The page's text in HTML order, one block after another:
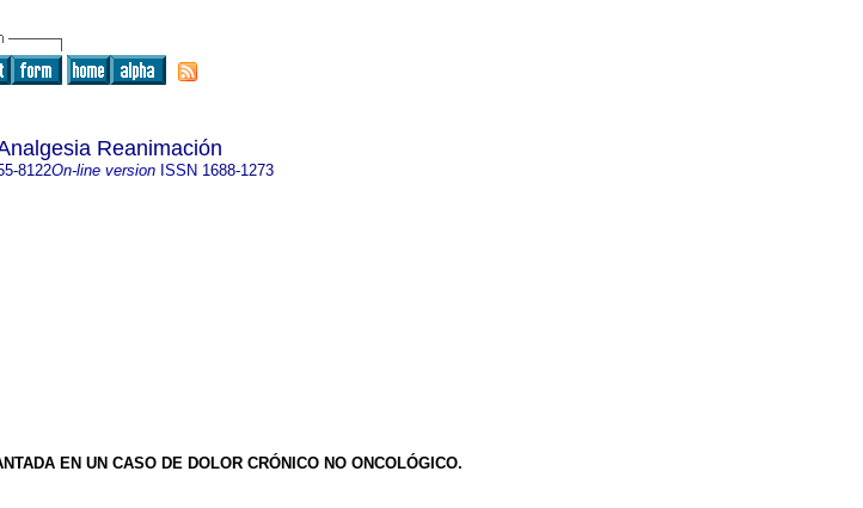
Reanimación
8122On-line version ISSN 1688-1273
EN UN CASO DE DOLOR CRÓNICO NO ONCOLÓGICO.